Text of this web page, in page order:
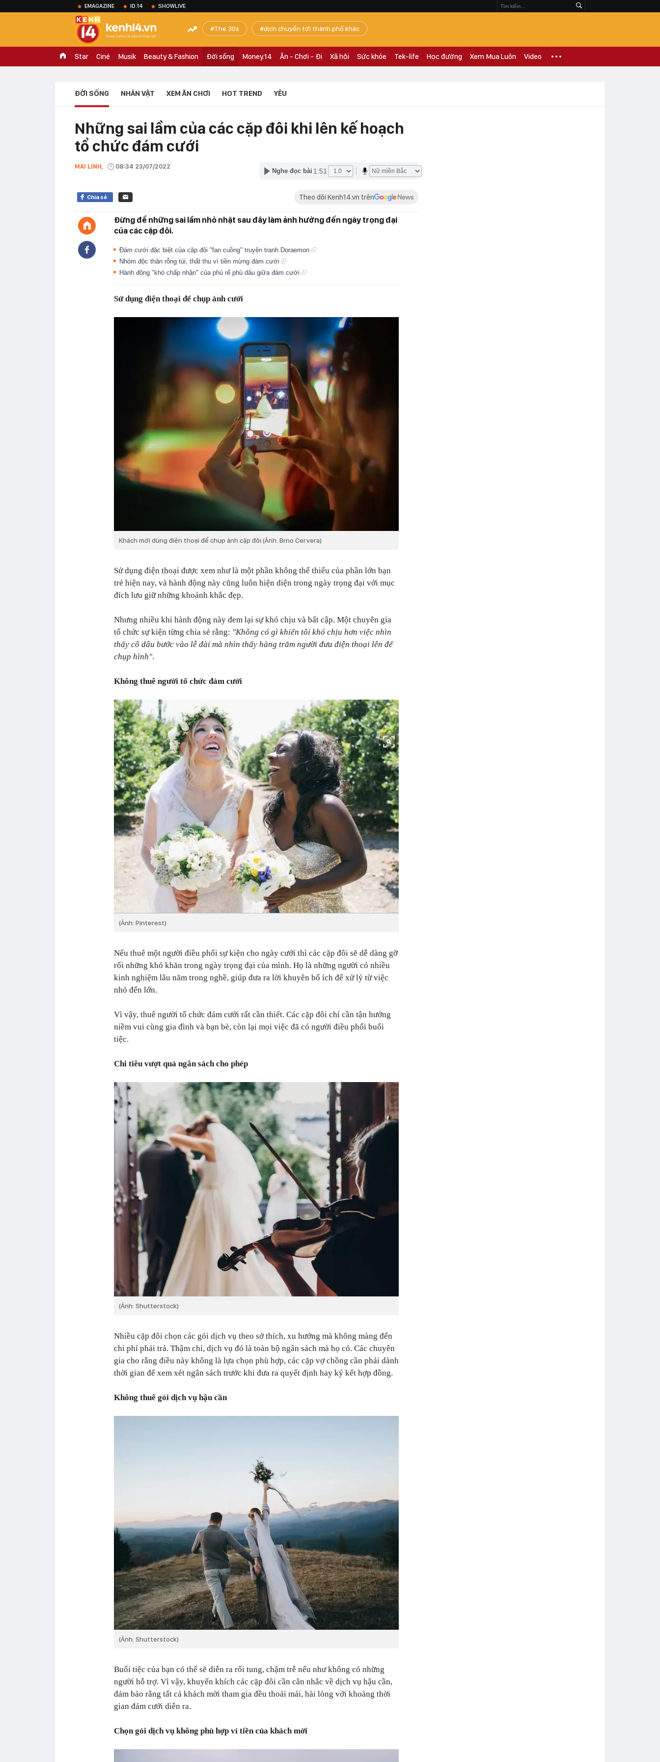
EMAGAZINE ID.14 SHOWLIVE
The 30s dịch chuyển tới thành phố khác
Star Ciné Musik Beauty & Fashion Đời sống Money.14 Ăn - Chơi - Đi Xã hội Sức khỏe Tek-life Học đường Xem Mua Luôn Video
ĐỜI SỐNG NHÂN VẬT XEM ĂN CHƠI HOT TREND YÊU
Những sai lầm của các cặp đôi khi lên kế hoạch
tổ chức đám cưới
MAI LINH, 08:34 23/07/2022
Nghe đọc bài 1:51
Chia sẻ Theo dõi Kenh14.vn trên
Đừng để những sai lầm nhỏ nhặt sau đây làm ảnh hưởng đến ngày trọng đại
của các cặp đôi.
Đám cưới đặc biệt của cặp đôi "fan cuồng" truyện tranh Doraemon
Nhóm độc thân rỗng túi, thất thu vì tiền mừng đám cưới
Hành động "khó chấp nhận" của phù rể phù dâu giữa đám cưới
Sử dụng điện thoại để chụp ảnh cưới
Khách mời dùng điện thoại để chụp ảnh cặp đôi (Ảnh: Brno Cervera)
Sử dụng điện thoại được xem như là một phần không thể thiếu của phần lớn bạn
trẻ hiện nay, và hành động này cũng luôn hiện diện trong ngày trọng đại với mục
đích lưu giữ những khoảnh khắc đẹp.
Nhưng nhiều khi hành động này đem lại sự khó chịu và bất cập. Một chuyên gia
tổ chức sự kiện từng chia sẻ rằng: "Không có gì khiến tôi khó chịu hơn việc nhìn
thấy cô dâu bước vào lễ đài mà nhìn thấy hàng trăm người đưa điện thoại lên để
chụp hình".
Không thuê người tổ chức đám cưới
(Ảnh: Pinterest)
Nếu thuê một người điều phối sự kiện cho ngày cưới thì các cặp đôi sẽ dễ dàng gỡ
rối những khó khăn trong ngày trọng đại của mình. Họ là những người có nhiều
kinh nghiệm lâu năm trong nghề, giúp đưa ra lời khuyên bổ ích để xử lý từ việc
nhỏ đến lớn.
Vì vậy, thuê người tổ chức đám cưới rất cần thiết. Các cặp đôi chỉ cần tận hưởng
niềm vui cùng gia đình và bạn bè, còn lại mọi việc đã có người điều phối buổi
tiệc.
Chi tiêu vượt quá ngân sách cho phép
(Ảnh: Shutterstock)
Nhiều cặp đôi chọn các gói dịch vụ theo sở thích, xu hướng mà không màng đến
chi phí phải trả. Thậm chí, dịch vụ đó là toàn bộ ngân sách mà họ có. Các chuyên
gia cho rằng điều này không là lựa chọn phù hợp, các cặp vợ chồng cần phải dành
thời gian để xem xét ngân sách trước khi đưa ra quyết định hay ký kết hợp đồng.
Không thuê gói dịch vụ hậu cần
(Ảnh: Shutterstock)
Buổi tiệc của bạn có thể sẽ diễn ra rối tung, chậm trễ nếu như không có những
người hỗ trợ. Vì vậy, khuyến khích các cặp đôi cần cân nhắc về dịch vụ hậu cần,
đảm bảo rằng tất cả khách mời tham gia đều thoải mái, hài lòng với khoảng thời
gian đám cưới diễn ra.
Chọn gói dịch vụ không phù hợp ví tiền của khách mời